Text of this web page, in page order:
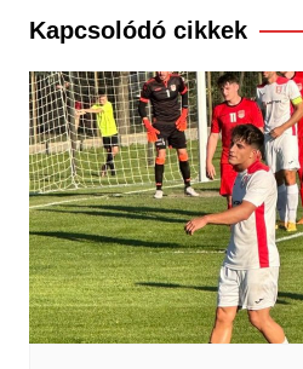
Kapcsolódó cikkek